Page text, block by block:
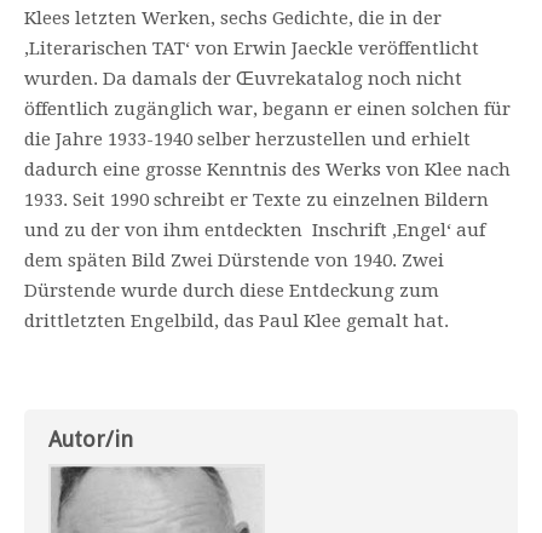
Klees letzten Werken, sechs Gedichte, die in der
‚Literarischen TAT‘ von Erwin Jaeckle veröffentlicht
wurden. Da damals der Œuvrekatalog noch nicht
öffentlich zugänglich war, begann er einen solchen für
die Jahre 1933-1940 selber herzustellen und erhielt
dadurch eine grosse Kenntnis des Werks von Klee nach
1933. Seit 1990 schreibt er Texte zu einzelnen Bildern
und zu der von ihm entdeckten Inschrift ‚Engel‘ auf
dem späten Bild Zwei Dürstende von 1940. Zwei
Dürstende wurde durch diese Entdeckung zum
drittletzten Engelbild, das Paul Klee gemalt hat.
Autor/in